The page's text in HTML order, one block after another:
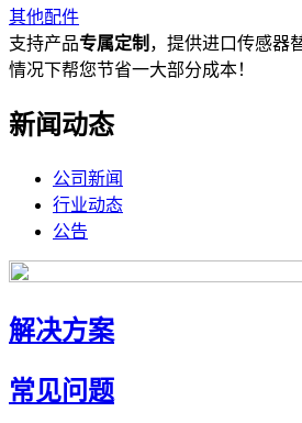
其他配件
支持产品专属定制 ，提供进口传感器
情况下帮您节省一大部分成本！
新闻动态
公司新闻
行业动态
公告
解决方案
常见问题